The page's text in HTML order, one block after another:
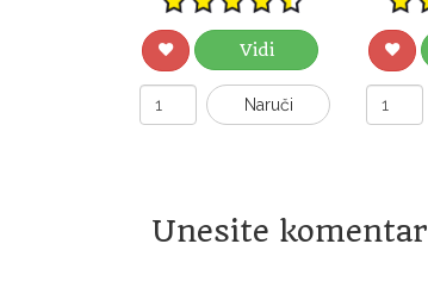
Vidi
Naruči
Unesite komentar